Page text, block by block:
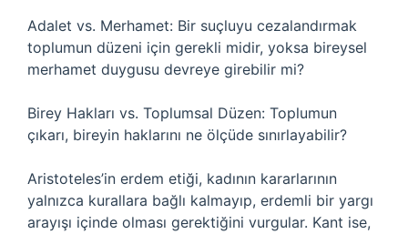
Adalet vs. Merhamet: Bir suçluyu cezalandırmak
toplumun düzeni için gerekli midir, yoksa bireysel
merhamet duygusu devreye girebilir mi?
Birey Hakları vs. Toplumsal Düzen: Toplumun
çıkarı, bireyin haklarını ne ölçüde sınırlayabilir?
Aristoteles’in erdem etiği, kadının kararlarının
yalnızca kurallara bağlı kalmayıp, erdemli bir yargı
arayışı içinde olması gerektiğini vurgular. Kant ise,